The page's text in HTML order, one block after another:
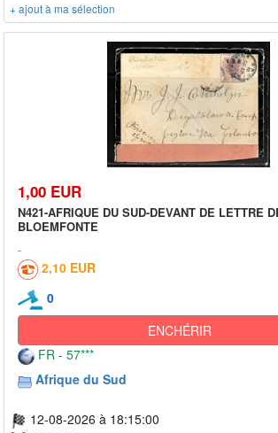
+ ajout à ma sélection
1,00 EUR
N421-AFRIQUE DU SUD-DEVANT DE LETTRE
BLOEMFONTE
2,10 EUR
0
ENCHÉRIR
FR - 57***
Afrique du Sud
12-08-2026 à 18:15:00